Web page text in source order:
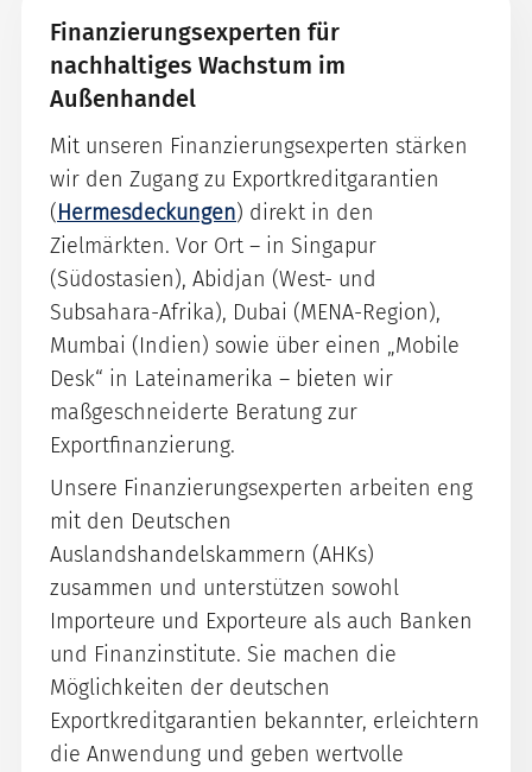
Finanzierungsexperten für
nachhaltiges Wachstum im
Außenhandel
Mit unseren Finanzierungsexperten stärken
wir den Zugang zu Exportkreditgarantien
(Hermesdeckungen) direkt in den
Zielmärkten. Vor Ort – in Singapur
(Südostasien), Abidjan (West- und
Subsahara-Afrika), Dubai (MENA-Region),
Mumbai (Indien) sowie über einen „Mobile
Desk“ in Lateinamerika – bieten wir
maßgeschneiderte Beratung zur
Exportfinanzierung.
Unsere Finanzierungsexperten arbeiten eng
mit den Deutschen
Auslandshandelskammern (AHKs)
zusammen und unterstützen sowohl
Importeure und Exporteure als auch Banken
und Finanzinstitute. Sie machen die
Möglichkeiten der deutschen
Exportkreditgarantien bekannter, erleichtern
die Anwendung und geben wertvolle